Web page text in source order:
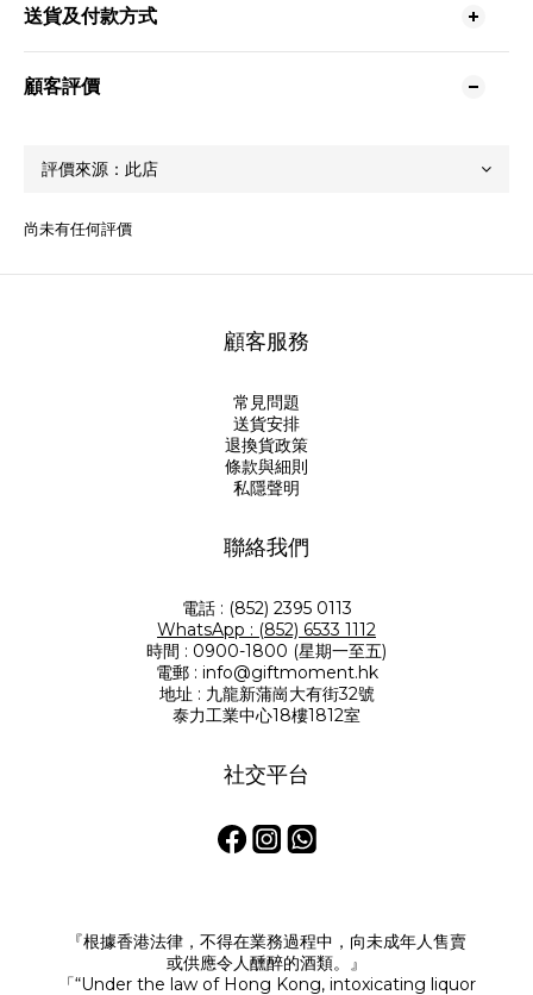
送貨及付款方式
顧客評價
尚未有任何評價
顧客服務
常見問題
送貨安排
退換貨政策
條款與細則
私隱聲明
聯絡我們
電話 : (852) 2395 0113
WhatsApp : (852) 6533 1112
時間 : 0900-1800 (星期一至五)
電郵 : info@giftmoment.hk
地址 : 九龍新蒲崗大有街32號
泰力工業中心18樓1812室
社交平台
『根據香港法律，不得在業務過程中，向未成年人售賣
或供應令人醺醉的酒類。』
「“Under the law of Hong Kong, intoxicating liquor